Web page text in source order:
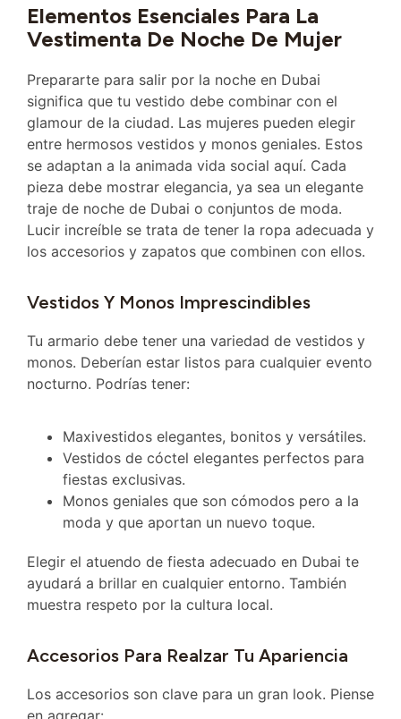
Elementos Esenciales Para La
Vestimenta De Noche De Mujer
Prepararte para salir por la noche en Dubai
significa que tu vestido debe combinar con el
glamour de la ciudad. Las mujeres pueden elegir
entre hermosos vestidos y monos geniales. Estos
se adaptan a la animada vida social aquí. Cada
pieza debe mostrar elegancia, ya sea un elegante
traje de noche de Dubai o conjuntos de moda.
Lucir increíble se trata de tener la ropa adecuada y
los accesorios y zapatos que combinen con ellos.
Vestidos Y Monos Imprescindibles
Tu armario debe tener una variedad de vestidos y
monos. Deberían estar listos para cualquier evento
nocturno. Podrías tener:
Maxivestidos elegantes, bonitos y versátiles.
Vestidos de cóctel elegantes perfectos para
fiestas exclusivas.
Monos geniales que son cómodos pero a la
moda y que aportan un nuevo toque.
Elegir el atuendo de fiesta adecuado en Dubai te
ayudará a brillar en cualquier entorno. También
muestra respeto por la cultura local.
Accesorios Para Realzar Tu Apariencia
Los accesorios son clave para un gran look. Piense